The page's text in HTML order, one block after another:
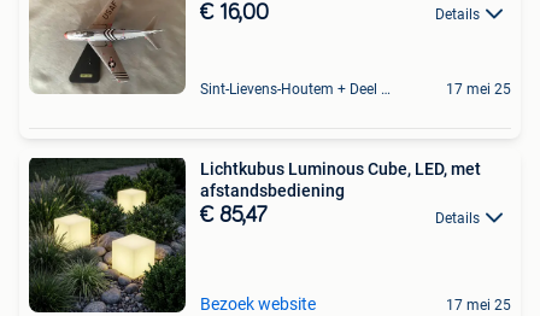
€ 16,00 Details
Sint-Lievens-Houtem + Deel Oombergen 17 mei 25
Lichtkubus Luminous Cube, LED, met
afstandsbediening
€ 85,47 Details
Bezoek website 17 mei 25